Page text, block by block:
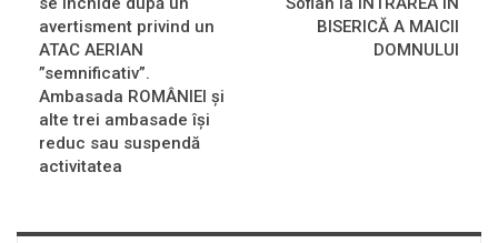
avertisment privind un
ATAC AERIAN
”semnificativ”.
Ambasada ROMÂNIEI și
alte trei ambasade își
reduc sau suspendă
activitatea
BISERICĂ A MAICII
DOMNULUI